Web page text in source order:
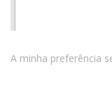
A minha preferência